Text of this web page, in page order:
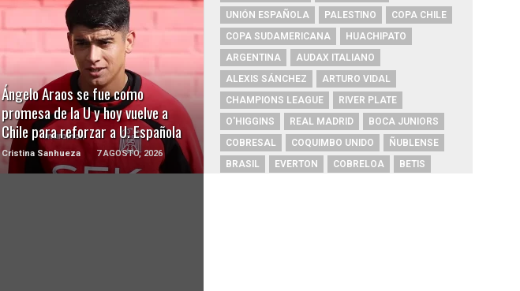
Ángelo Araos se fue como
promesa de la U y hoy vuelve a
Chile para reforzar a U. Española
Cristina Sanhueza 7 AGOSTO, 2026
LEER MÁS
UNIÓN ESPAÑOLA
PALESTINO
COPA CHILE
COPA SUDAMERICANA
HUACHIPATO
ARGENTINA
AUDAX ITALIANO
ALEXIS SÁNCHEZ
ARTURO VIDAL
CHAMPIONS LEAGUE
RIVER PLATE
O'HIGGINS
REAL MADRID
BOCA JUNIORS
COBRESAL
COQUIMBO UNIDO
ÑUBLENSE
BRASIL
EVERTON COBRELOA
BETIS